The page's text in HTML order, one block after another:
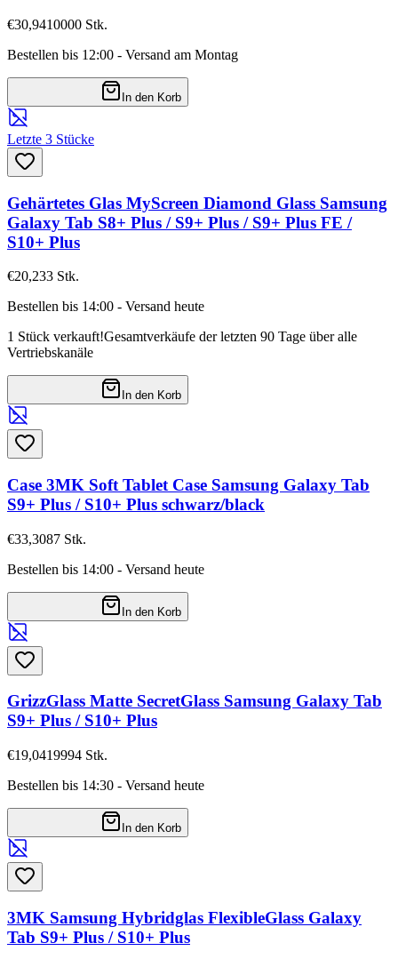
€30,9410000 Stk.
Bestellen bis 12:00 - Versand am Montag
In den Korb
Letzte 3 Stücke
Gehärtetes Glas MyScreen Diamond Glass Samsung
Galaxy Tab S8+ Plus / S9+ Plus / S9+ Plus FE /
S10+ Plus
€20,233 Stk.
Bestellen bis 14:00 - Versand heute
1 Stück verkauft!Gesamtverkäufe der letzten 90 Tage über alle
Vertriebskanäle
In den Korb
Case 3MK Soft Tablet Case Samsung Galaxy Tab
S9+ Plus / S10+ Plus schwarz/black
€33,3087 Stk.
Bestellen bis 14:00 - Versand heute
In den Korb
GrizzGlass Matte SecretGlass Samsung Galaxy Tab
S9+ Plus / S10+ Plus
€19,0419994 Stk.
Bestellen bis 14:30 - Versand heute
In den Korb
3MK Samsung Hybridglas FlexibleGlass Galaxy
Tab S9+ Plus / S10+ Plus